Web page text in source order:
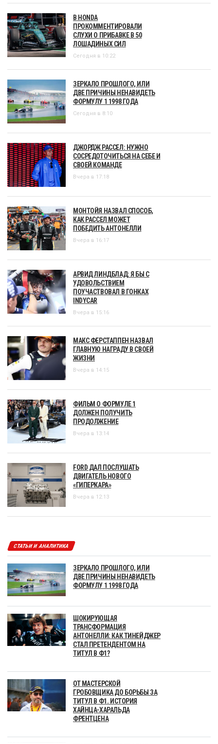
В HONDA
ПРОКОММЕНТИРОВАЛИ
СЛУХИ О ПРИБАВКЕ В 50
ЛОШАДИНЫХ СИЛ
Сегодня в 10:22
ЗЕРКАЛО ПРОШЛОГО, ИЛИ
ДВЕ ПРИЧИНЫ НЕНАВИДЕТЬ
ФОРМУЛУ 1 1998 ГОДА
Сегодня в 8:10
ДЖОРДЖ РАССЕЛ: НУЖНО
СОСРЕДОТОЧИТЬСЯ НА СЕБЕ И
СВОЕЙ КОМАНДЕ
Вчера в 17:18
МОНТОЙЯ НАЗВАЛ СПОСОБ,
КАК РАССЕЛ МОЖЕТ
ПОБЕДИТЬ АНТОНЕЛЛИ
Вчера в 16:17
АРВИД ЛИНДБЛАД: Я БЫ С
УДОВОЛЬСТВИЕМ
ПОУЧАСТВОВАЛ В ГОНКАХ
INDYCAR
Вчера в 15:16
МАКС ФЕРСТАППЕН НАЗВАЛ
ГЛАВНУЮ НАГРАДУ В СВОЕЙ
ЖИЗНИ
Вчера в 14:15
ФИЛЬМ О ФОРМУЛЕ 1
ДОЛЖЕН ПОЛУЧИТЬ
ПРОДОЛЖЕНИЕ
Вчера в 13:14
FORD ДАЛ ПОСЛУШАТЬ
ДВИГАТЕЛЬ НОВОГО
«ГИПЕРКАРА»
Вчера в 12:13
СТАТЬИ И АНАЛИТИКА
ЗЕРКАЛО ПРОШЛОГО, ИЛИ
ДВЕ ПРИЧИНЫ НЕНАВИДЕТЬ
ФОРМУЛУ 1 1998 ГОДА
ШОКИРУЮЩАЯ
ТРАНСФОРМАЦИЯ
АНТОНЕЛЛИ: КАК ТИНЕЙДЖЕР
СТАЛ ПРЕТЕНДЕНТОМ НА
ТИТУЛ В Ф1?
ОТ МАСТЕРСКОЙ
ГРОБОВЩИКА ДО БОРЬБЫ ЗА
ТИТУЛ В Ф1. ИСТОРИЯ
ХАЙНЦА-ХАРАЛЬДА
ФРЕНТЦЕНА